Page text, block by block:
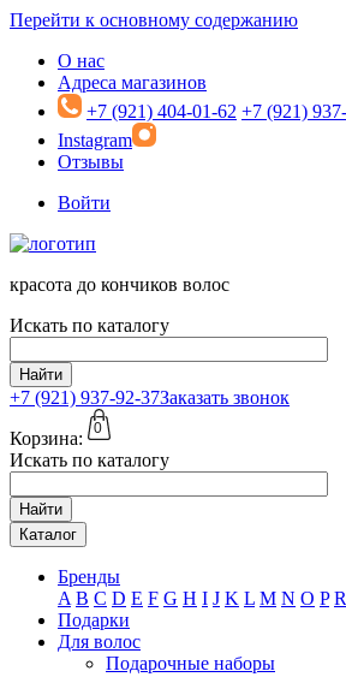
Перейти к основному содержанию
О нас
Адреса магазинов
+7 (921) 404-01-62 +7 (921)
Instagram
Отзывы
Войти
красота до кончиков волос
Искать по каталогу
Найти
+7 (921) 937-92-37Заказать звонок
Корзина:
0
Искать по каталогу
Найти
Каталог
Бренды
A B C D E F G H I J K L M N O P R
Подарки
Для волос
Подарочные наборы